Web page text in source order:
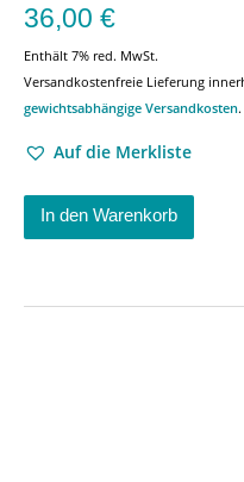
36,00 €
Enthält 7% red. MwSt.
Versandkostenfreie Lieferung
gewichtsabhängige Versandkosten.
Auf die Merkliste
In den Warenkorb